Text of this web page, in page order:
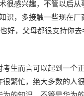
很感兴趣，不管以后
识，多接触一些现在
好，父母都很支持你
生而言可以起到一个
繁忙，绝大多数的人